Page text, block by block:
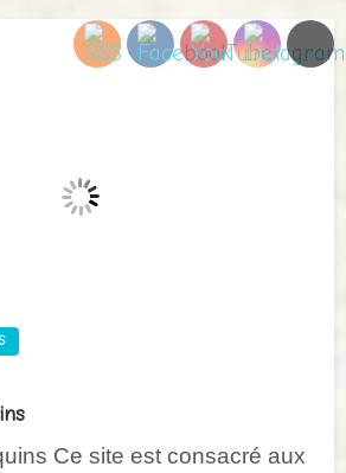
Ce site est consacré aux